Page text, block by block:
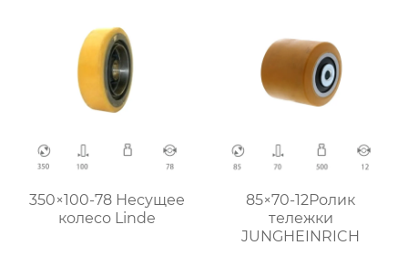
350×100-78 Несущее
колесо Linde
85×70-12Ролик
тележки
JUNGHEINRICH